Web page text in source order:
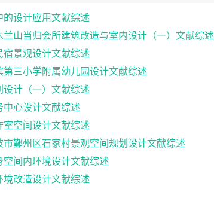
的设计应用文献综述
山当归会所建筑改造与室内设计（一）文献综述
宿景观设计文献综述
第三小学附属幼儿园设计文献综述
计（一）文献综述
中心设计文献综述
空间设计文献综述
鄞州区石家村景观空间规划设计文献综述
空间内环境设计文献综述
境改造设计文献综述